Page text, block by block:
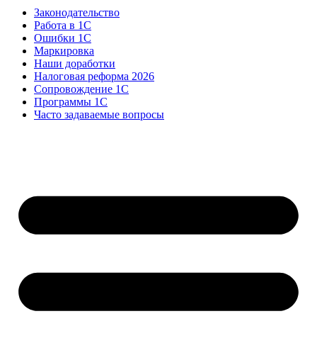
Законодательство
Работа в 1С
Ошибки 1С
Маркировка
Наши доработки
Налоговая реформа 2026
Сопровождение 1С
Программы 1С
Часто задаваемые вопросы